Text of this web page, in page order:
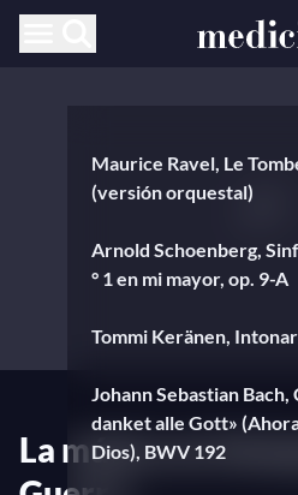
Maurice Ravel, Le
(versión orquestal)
Arnold Schoenberg,
° 1 en mi mayor, op. 9-A
Tommi Keränen,
Johann Sebastian Bach,
danket alle Gott»
Dios), BWV 192
La música en